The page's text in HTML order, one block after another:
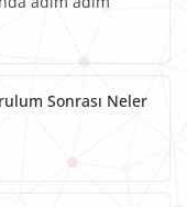
Sonrası Neler